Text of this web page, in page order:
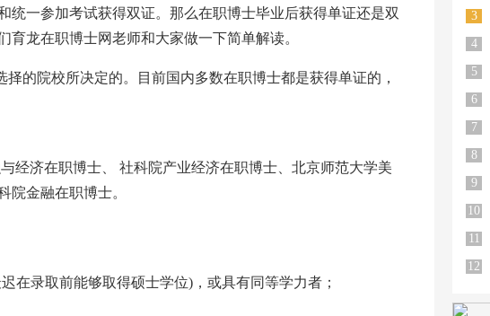
一参加考试获得双证。那么在职博士毕业后获得单证还是双
龙在职博士网老师和大家做一下简单解读。
的院校所决定的。目前国内多数在职博士都是获得单证的，
济在职博士、 社科院产业经济在职博士、北京师范大学美
院金融在职博士。
在录取前能够取得硕士学位)，或具有同等学力者；
3
4
5
6
7
8
9
10
11
12